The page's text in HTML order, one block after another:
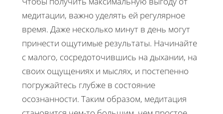
медитации, важно уделять ей регулярное
время. Даже несколько минут в день могут
принести ощутимые результаты. Начинайте
с малого, сосредоточившись на дыхании, на
своих ощущениях и мыслях, и постепенно
погружайтесь глубже в состояние
осознанности. Таким образом, медитация